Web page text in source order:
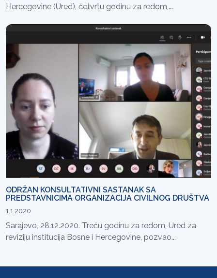
Hercegovine (Ured), četvrtu godinu za redom,...
ODRŽAN KONSULTATIVNI SASTANAK SA
PREDSTAVNICIMA ORGANIZACIJA CIVILNOG DRUŠTVA
1.1.2020
Sarajevo, 28.12.2020. Treću godinu za redom, Ured za
reviziju institucija Bosne i Hercegovine, pozvao...